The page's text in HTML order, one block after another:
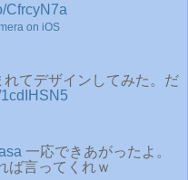
CfrcyN7a
on iOS
れてデザインしてみた。だ
一応できあがったよ。
ば言ってくれｗ